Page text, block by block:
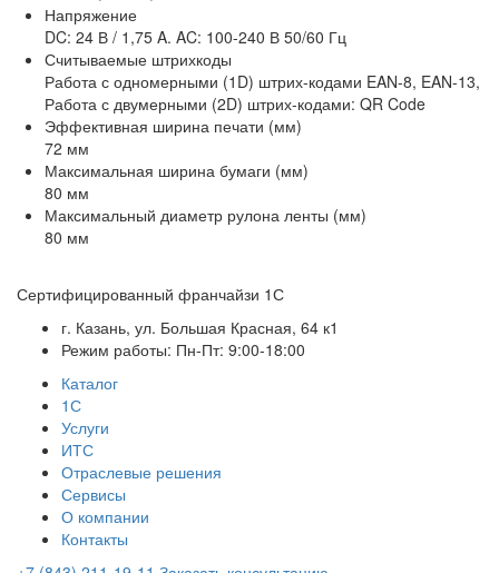
Напряжение
DC: 24 В / 1,75 A. AC: 100-240 В 50/60 Гц
Считываемые штрихкоды
Работа с одномерными (1D) штрих-кодами EAN-8, EAN-13,
Работа с двумерными (2D) штрих-кодами: QR Code
Эффективная ширина печати (мм)
72 мм
Максимальная ширина бумаги (мм)
80 мм
Максимальный диаметр рулона ленты (мм)
80 мм
Сертифицированный франчайзи 1С
г. Казань, ул. Большая Красная, 64 к1
Режим работы: Пн-Пт: 9:00-18:00
Каталог
1С
Услуги
ИТС
Отраслевые решения
Сервисы
О компании
Контакты